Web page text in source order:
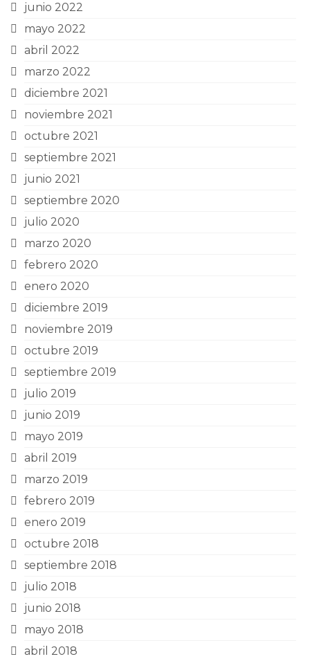
junio 2022
mayo 2022
abril 2022
marzo 2022
diciembre 2021
noviembre 2021
octubre 2021
septiembre 2021
junio 2021
septiembre 2020
julio 2020
marzo 2020
febrero 2020
enero 2020
diciembre 2019
noviembre 2019
octubre 2019
septiembre 2019
julio 2019
junio 2019
mayo 2019
abril 2019
marzo 2019
febrero 2019
enero 2019
octubre 2018
septiembre 2018
julio 2018
junio 2018
mayo 2018
abril 2018